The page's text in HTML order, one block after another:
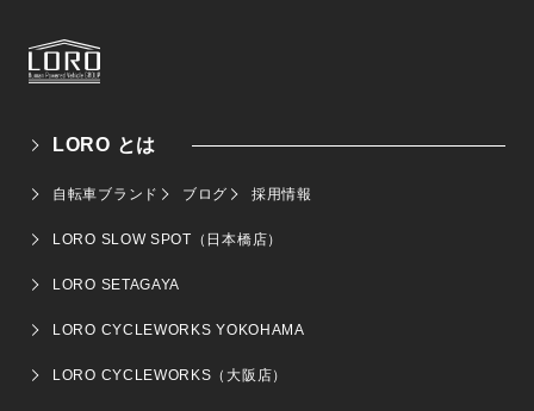
LORO とは
自転車ブランド ブログ 採用情報
LORO SLOW SPOT（日本橋店）
LORO SETAGAYA
LORO CYCLEWORKS YOKOHAMA
LORO CYCLEWORKS（大阪店）